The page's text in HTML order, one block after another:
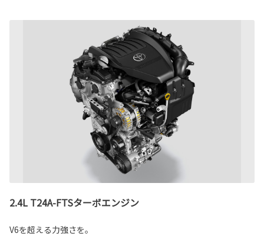
2.4L T24A-FTSターボエンジン
V6を超える力強さを。